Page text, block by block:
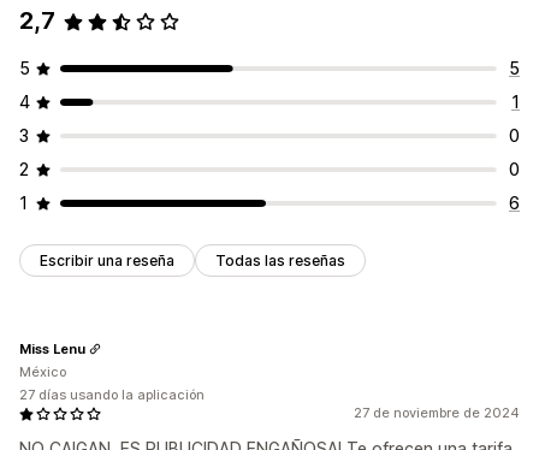
2,7
5
5
4
1
3
0
2
0
1
6
Escribir una reseña Todas las reseñas
27 de noviembre de 2024
Miss Lenu
México
27 días usando la aplicación